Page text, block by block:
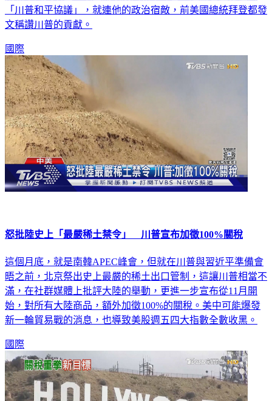
「川普和平協議」，就連他的政治宿敵，前美國總統拜登都發
文稱讚川普的貢獻。
國際
怒批陸史上「最嚴稀土禁令」 川普宣布加徵100%關稅
這個月底，就是南韓APEC峰會，但就在川普與習近平準備會
晤之前，北京祭出史上最嚴的稀土出口管制，這讓川普相當不
滿，在社群媒體上批評大陸的舉動，更進一步宣布從11月開
始，對所有大陸商品，額外加徵100%的關稅。美中可能爆發
新一輪貿易戰的消息，也導致美股週五四大指數全數收黑。
國際